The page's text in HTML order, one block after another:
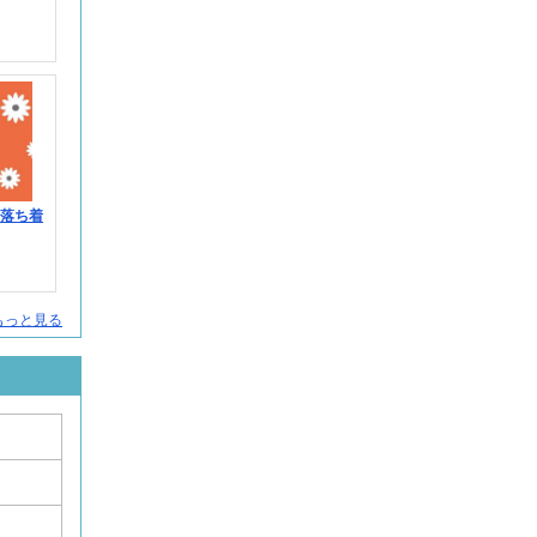
ち着
と見る